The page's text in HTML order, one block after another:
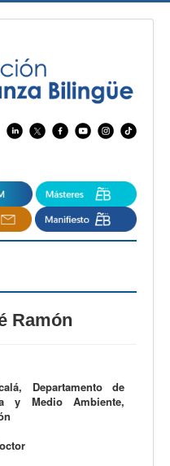
Ramón
Departamento de
y Medio Ambiente,